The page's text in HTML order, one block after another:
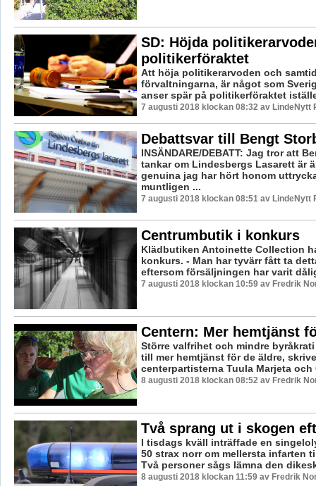
SD: Höjda
politikerföraktet
Att höja politikerarvoden och
förvaltningarna, är något som
anser spär på politikerföraktet
7 augusti 2018 klockan 08:32 av LindeNytt
Debattsvar till Bengt
INSÄNDARE/DEBATT: Jag tror att
tankar om Lindesbergs Lasarett är
genuina jag har hört honom
muntligen ...
7 augusti 2018 klockan 08:51 av LindeNytt
Centrumbutik i konkurs
Klädbutiken Antoinette Collection
konkurs. - Man har tyvärr fått ta
eftersom försäljningen har varit
7 augusti 2018 klockan 10:59 av Fredrik
Centern: Mer hemtjänst
Större valfrihet och mindre
till mer hemtjänst för de äldre,
centerpartisterna Tuula Marjeta och
8 augusti 2018 klockan 08:52 av Fredrik
Två sprang ut i skogen
I tisdags kväll inträffade en
50 strax norr om mellersta infarten
Två personer sågs lämna den
8 augusti 2018 klockan 11:59 av Fredrik